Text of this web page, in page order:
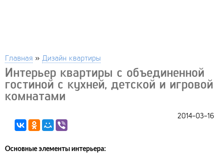
Главная » Дизайн квартиры
Интерьер квартиры с объединенной
гостиной с кухней, детской и игровой
комнатами
2014-03-16
Основные элементы интерьера: